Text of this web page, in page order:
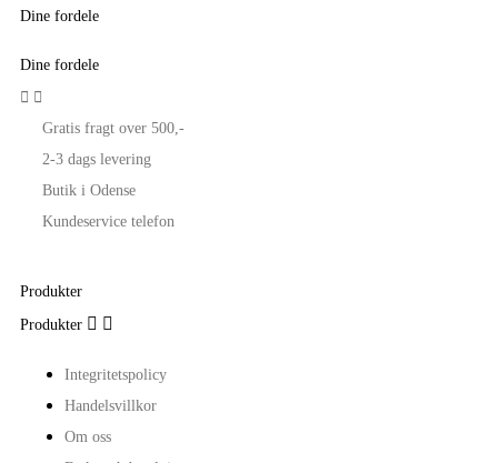
Dine fordele
Dine fordele
 
Gratis fragt over 500,-
2-3 dags levering
Butik i Odense
Kundeservice telefon
Produkter
Produkter  
Integritetspolicy
Handelsvillkor
Om oss